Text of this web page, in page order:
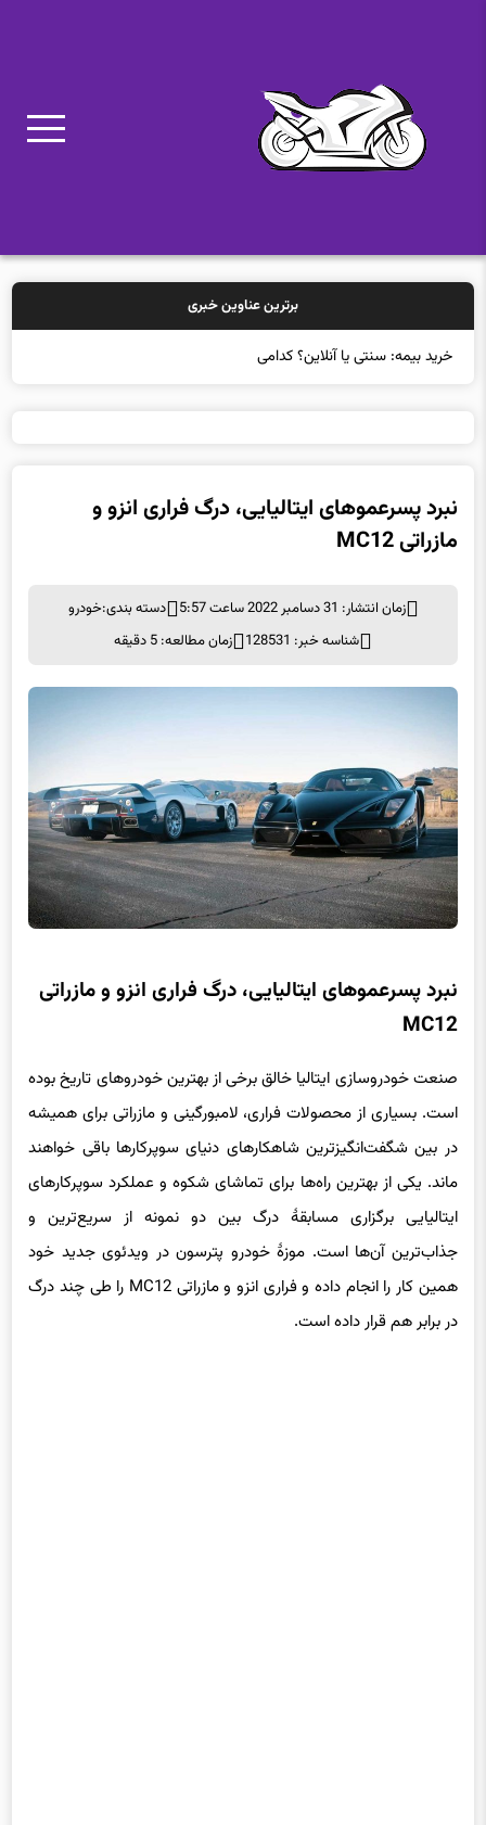
برترین عناوین خبری
خرید بیمه: سنتی یا آنلاین؟ کدامیک تجربه ب
نبرد پسرعموهای ایتالیایی، درگ فراری انزو و
مازراتی MC12
زمان انتشار: 31 دسامبر 2022 ساعت 5:57 دسته بندی:خودرو
شناسه خبر: 128531
زمان مطالعه: 5 دقیقه
نبرد پسرعموهای ایتالیایی، درگ فراری انزو و مازراتی
MC12
صنعت خودروسازی ایتالیا خالق برخی از بهترین خودروهای تاریخ بوده
است. بسیاری از محصولات فراری، لامبورگینی و مازراتی برای همیشه
در بین شگفت‌انگیزترین شاهکارهای دنیای سوپرکارها باقی خواهند
ماند. یکی از بهترین راه‌ها برای تماشای شکوه و عملکرد سوپرکارهای
ایتالیایی برگزاری مسابقهٔ درگ بین دو نمونه از سریع‌ترین و
جذاب‌ترین آن‌ها است. موزهٔ خودرو پترسون در ویدئوی جدید خود
همین کار را انجام داده و فراری انزو و مازراتی MC12 را طی چند درگ
در برابر هم قرار داده است.